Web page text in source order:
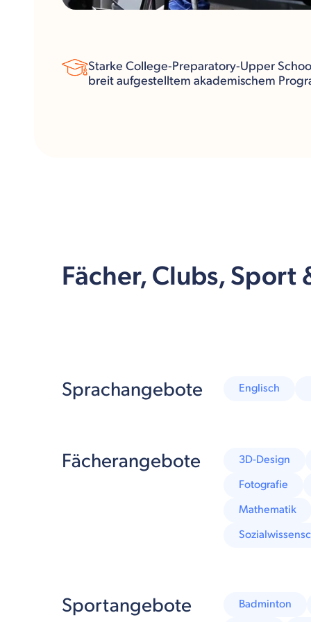
Starke College-Preparatory-Upper
breit aufgestelltem akademischem
Fächer, Clubs,
Sprachangebote Englisch
Fächerangebote
3D-Design
Fotografie
Mathematik
Sportangebote Badminton